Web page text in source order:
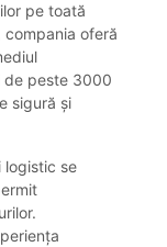
pe toată
oferă
de peste 3000
sigură și
logistic se